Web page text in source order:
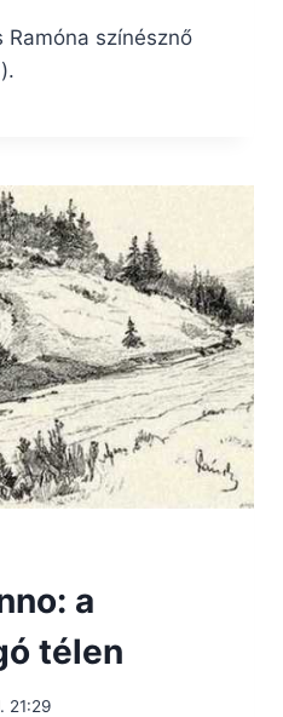
színésznő
a
télen
21:29